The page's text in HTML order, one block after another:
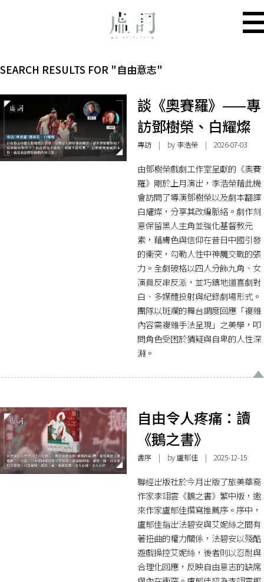
SEARCH RESULTS FOR "自由意志"
談《奧賽羅》——專
訪鄧樹榮、白耀燦
專訪| by 李浩榮 | 2026-07-03
由鄧樹榮戲劇工作室呈獻的《奧賽
羅》剛於上月演出，李浩榮藉此機
會訪問了導演鄧樹榮以及劇本翻譯
白耀燦，分享其改編脈絡。劇作刻
意保留黑人主角並強化基督教元
素，藉膚色與信仰在昔日中國引發
的衝突，勾勒人性中神魔交戰的張
力。全劇破格以四人分飾九角、女
演員反串反派，並巧鑄地道喜劇對
白、多媒體投射與紀錄劇場形式。
團隊以斑斕的舞台調度回應「複雜
內容需複雜手法呈現」之美學，叩
問角色受困於猜疑與自卑的人性深
淵。
自由令人疼痛：讀
《鵝之書》
書序| by 盧郁佳 | 2025-12-15
聯經出版社於今月出版了旅美華裔
作家李翊雲《鵝之書》繁中版，邀
來作家盧郁佳撰寫推薦序。序中，
盧郁佳指出法碧安與艾妮絲之間有
著扭曲的權力關係，法碧安以殘酷
遊戲操控艾妮絲，後者則以忍耐與
合理化回應，反映自由意志的缺席